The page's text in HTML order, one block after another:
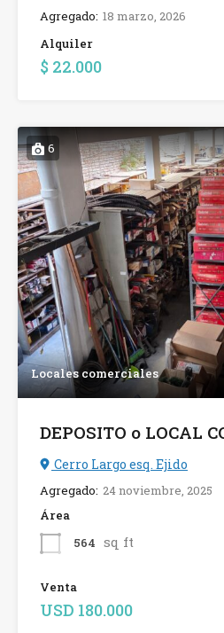
Agregado: 18 marzo, 2026
Alquiler
$ 22.000
6
Locales comerciales
DEPOSITO o LOCAL
Cerro Largo esq. Ejido
Agregado: 24 noviembre, 2025
Área
564 sq ft
Venta
USD 180.000